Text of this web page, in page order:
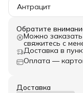
Антрацит
Обратите
Можно
свяжитесь с
Доставка в
Оплата —
Доставка